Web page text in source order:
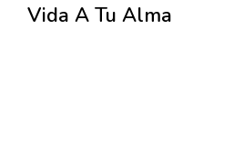
Vida A Tu Alma